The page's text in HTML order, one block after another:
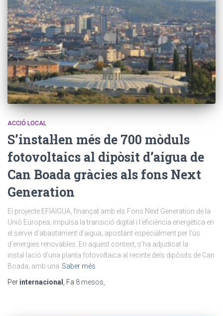
ACCIÓ LOCAL
S’instal·len més de 700 mòduls
fotovoltaics al dipòsit d’aigua de
Can Boada gràcies als fons Next
Generation
El projecte EFIAIGUA, finançat amb els Fons Next Generation de la
Unió Europea, impulsa la transició digital i l’eficiència energètica en
el servei d’abastament d’aigua, apostant especialment per l’ús
d’energies renovables. En aquest context, s’ha adjudicat la
instal·lació d’una planta fotovoltaica al recinte dels dipòsits de Can
Boada, amb una Saber més
Per internacional , Fa 8 mesos